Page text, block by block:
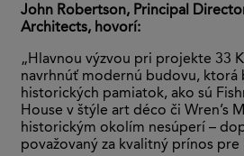
John Robertson, Principal
Architects, hovorí:
„Hlavnou výzvou pri projekte 33
navrhnúť modernú budovu,
historických pamiatok, ako sú
House v štýle art déco či Wren’s
historickým okolím nesúperí –
považovaný za kvalitný prínos pre